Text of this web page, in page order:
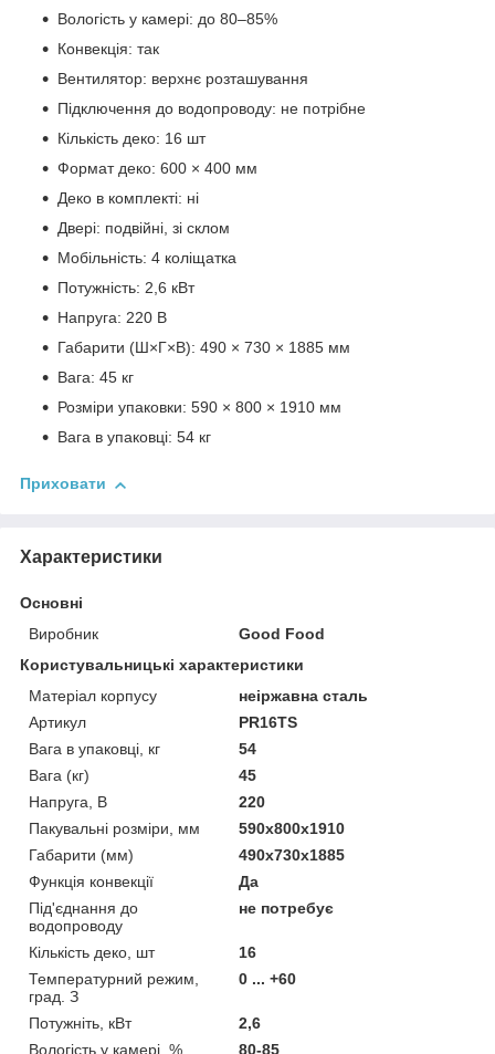
Вологість у камері: до 80–85%
Конвекція: так
Вентилятор: верхнє розташування
Підключення до водопроводу: не потрібне
Кількість деко: 16 шт
Формат деко: 600 × 400 мм
Деко в комплекті: ні
Двері: подвійні, зі склом
Мобільність: 4 коліщатка
Потужність: 2,6 кВт
Напруга: 220 В
Габарити (Ш×Г×В): 490 × 730 × 1885 мм
Вага: 45 кг
Розміри упаковки: 590 × 800 × 1910 мм
Вага в упаковці: 54 кг
Приховати
Характеристики
Основні
Виробник
Good Food
Користувальницькі характеристики
Матеріал корпусу
неіржавна сталь
Артикул
PR16TS
Вага в упаковці, кг
54
Вага (кг)
45
Напруга, В
220
Пакувальні розміри, мм
590x800x1910
Габарити (мм)
490х730х1885
Функція конвекції
Да
Під'єднання до
водопроводу
не потребує
Кількість деко, шт
16
Температурний режим,
град. З
0 ... +60
Потужніть, кВт
2,6
Вологість у камері, %
80-85